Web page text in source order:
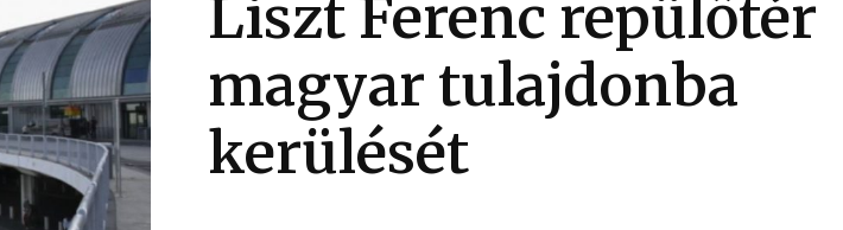
Liszt Ferenc repülőtér
magyar tulajdonba
kerülését